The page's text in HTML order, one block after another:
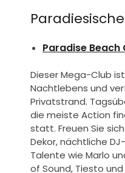
Paradise Beach
Dieser Mega-Club
Nachtlebens und
Privatstrand.
die meiste Action
statt. Freuen Sie
Dekor, nächtliche
Talente wie Marlo
of Sound, Tiesto und